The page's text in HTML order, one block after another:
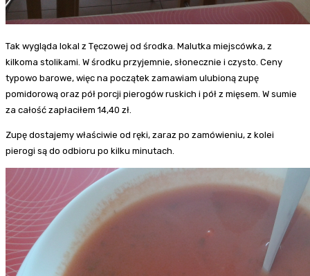
Tak wygląda lokal z Tęczowej od środka. Malutka miejscówka, z
kilkoma stolikami. W środku przyjemnie, słonecznie i czysto. Ceny
typowo barowe, więc na początek zamawiam ulubioną zupę
pomidorową oraz pół porcji pierogów ruskich i pół z mięsem. W sumie
za całość zapłaciłem 14,40 zł.
Zupę dostajemy właściwie od ręki, zaraz po zamówieniu, z kolei
pierogi są do odbioru po kilku minutach.